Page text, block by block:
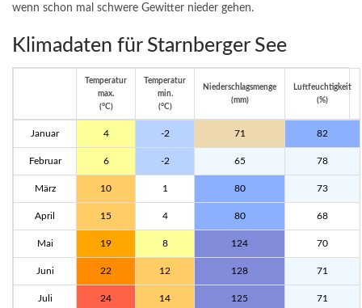
wenn schon mal schwere Gewitter nieder gehen.
Klimadaten für Starnberger See
Temperatur
max.
(°C)
Temperatur
min.
(°C)
Niederschlagsmenge
(mm)
Luftfeuchtigkeit
(%)
Januar 4 -2 71 82
Februar 6 -2 65 78
März 10 1 80 73
April 15 4 80 68
Mai 19 8 124 70
Juni 22 12 128 71
Juli 24 14 125 71